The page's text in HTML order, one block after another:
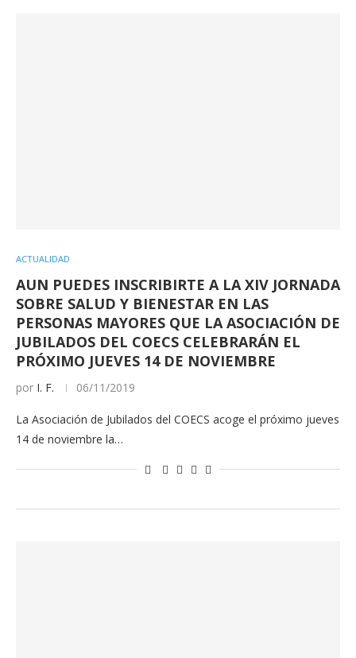
ACTUALIDAD
AUN PUEDES INSCRIBIRTE A LA XIV JORNADA
SOBRE SALUD Y BIENESTAR EN LAS
PERSONAS MAYORES QUE LA ASOCIACIÓN DE
JUBILADOS DEL COECS CELEBRARÁN EL
PRÓXIMO JUEVES 14 DE NOVIEMBRE
por I. F. 06/11/2019
La Asociación de Jubilados del COECS acoge el próximo jueves
14 de noviembre la…